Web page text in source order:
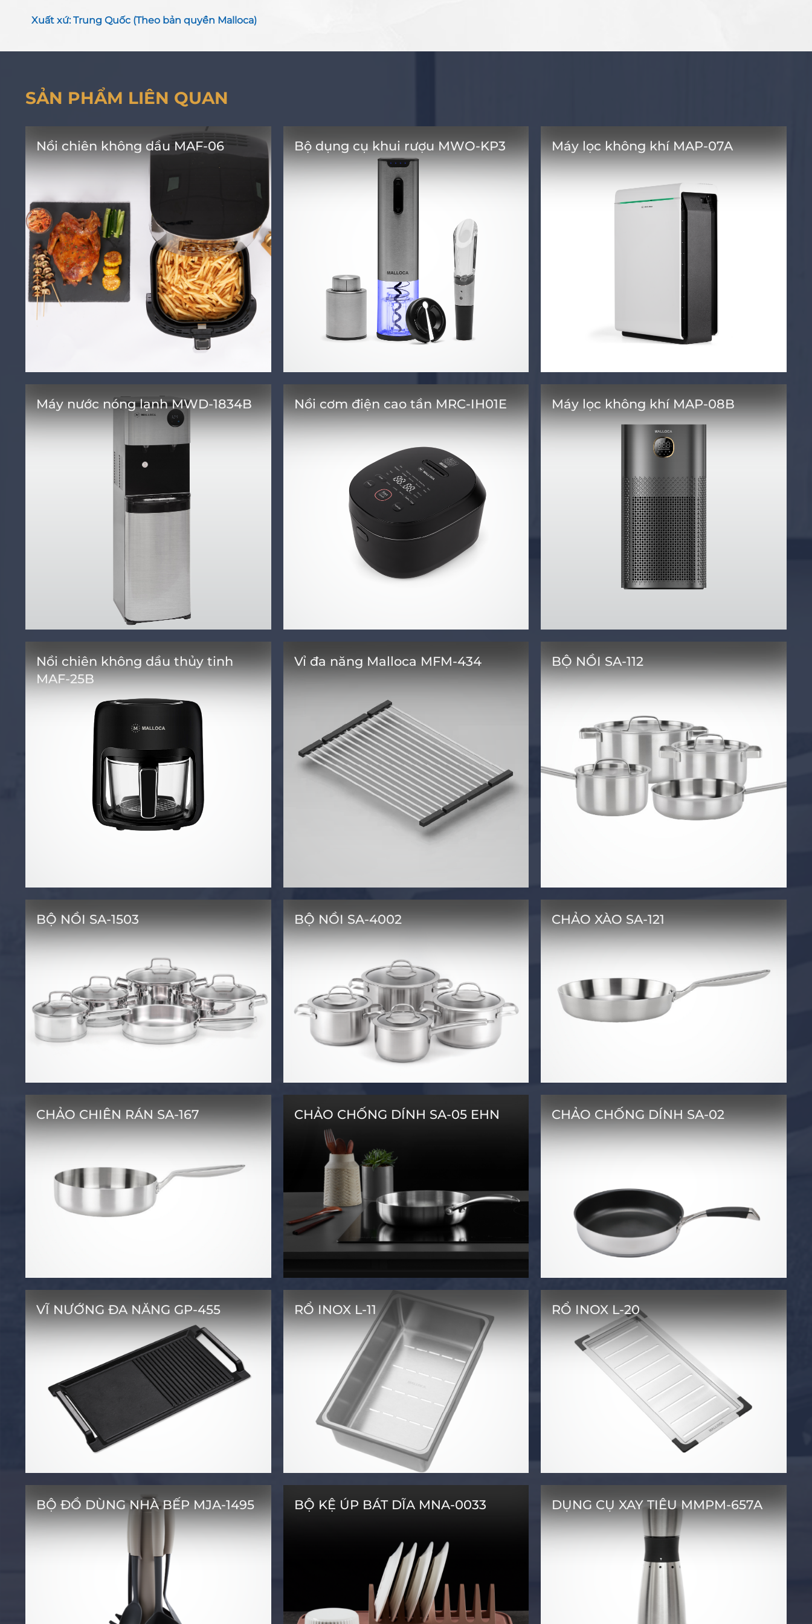
Xuất xứ: Trung Quốc (Theo bản quyền Malloca)
SẢN PHẨM LIÊN QUAN
Nồi chiên không dầu MAF-06 Bộ dụng cụ khui rượu MWO-KP3 Máy lọc không khí MAP-07A
Máy nước nóng lạnh MWD-1834B Nồi cơm điện cao tần MRC-IH01E Máy lọc không khí MAP-08B
Nồi chiên không dầu thủy tinh
MAF-25B
Vỉ đa năng Malloca MFM-434 BỘ NỒI SA-112
BỘ NỒI SA-1503 BỘ NỒI SA-4002 CHẢO XÀO SA-121
CHẢO CHIÊN RÁN SA-167 CHẢO CHỐNG DÍNH SA-05 EHN CHẢO CHỐNG DÍNH SA-02
VĨ NƯỚNG ĐA NĂNG GP-455 RỔ INOX L-11 RỔ INOX L-20
BỘ ĐỒ DÙNG NHÀ BẾP MJA-1495 BỘ KỆ ÚP BÁT DĨA MNA-0033 DỤNG CỤ XAY TIÊU MMPM-657A